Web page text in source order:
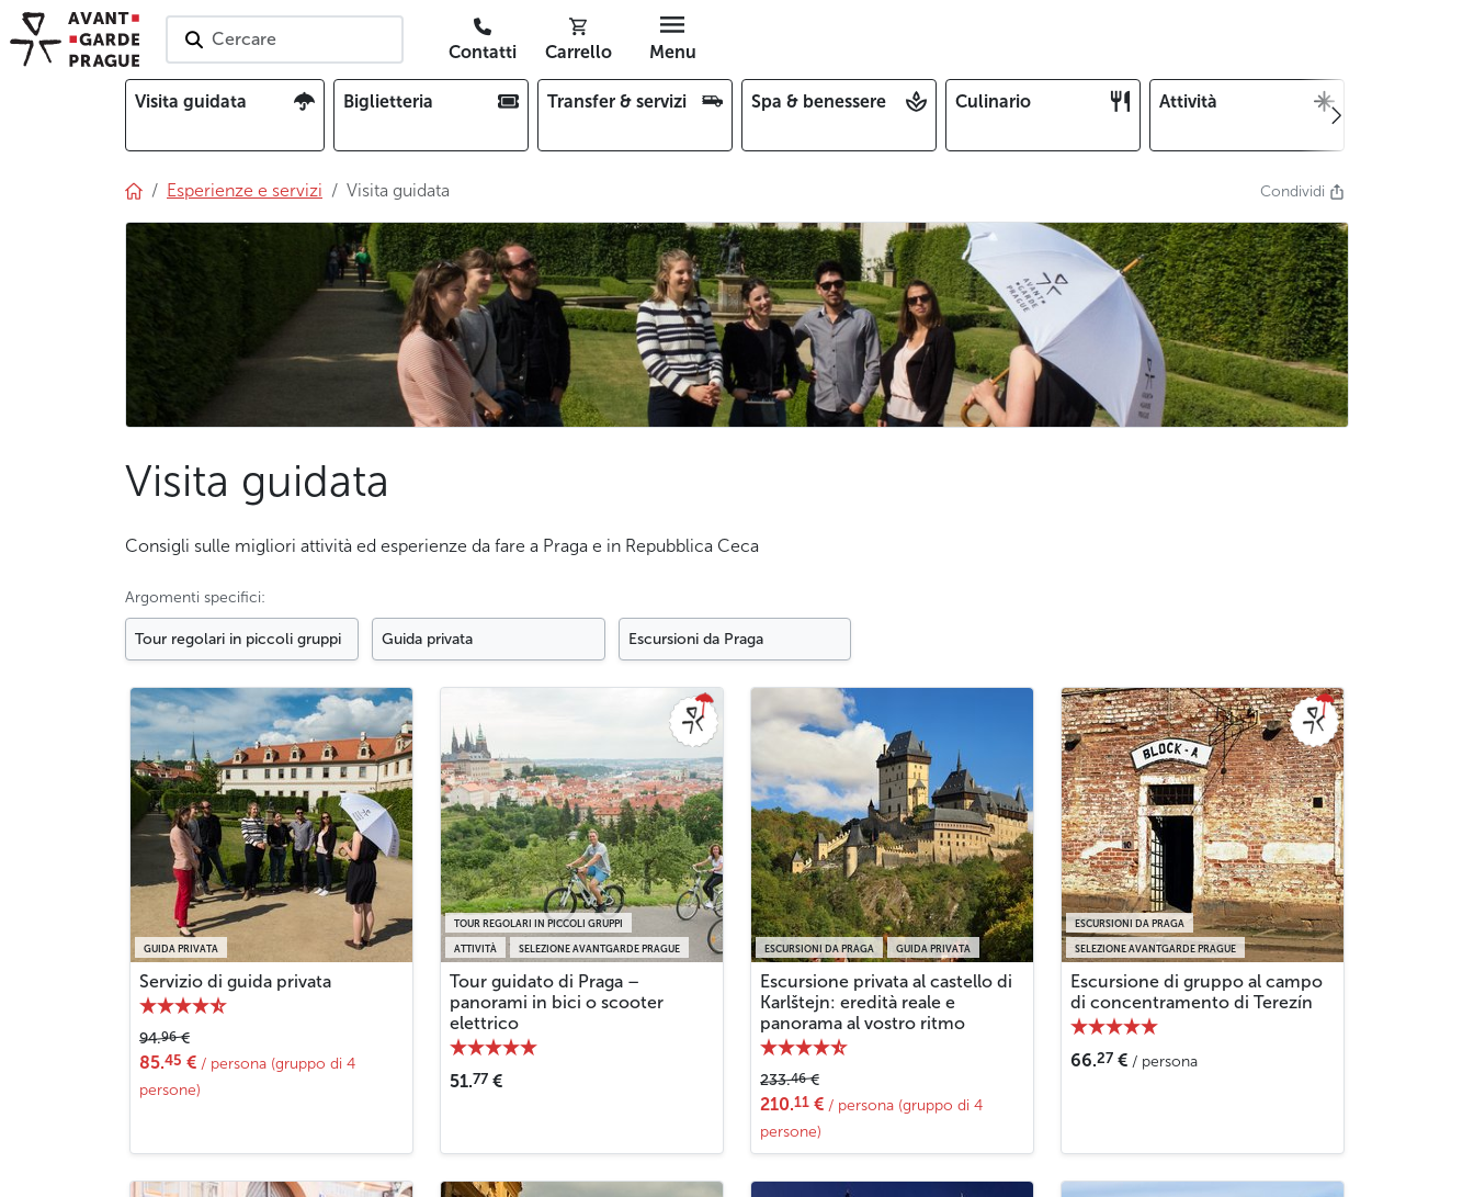
Cercare
Contatti Carrello Menu
Visita guidata Biglietteria Transfer & servizi Spa & benessere Culinario Attività
Esperienze e servizi Visita guidata Condividi
Visita guidata
Consigli sulle migliori attività ed esperienze da fare a Praga e in Repubblica Ceca
Argomenti specifici:
Tour regolari in piccoli gruppi Guida privata Escursioni da Praga
GUIDA PRIVATA
Servizio di guida privata
94.96€
85.45 € / persona (gruppo di 4
persone)
ATTIVITÀ SELEZIONE AVANTGARDE PRAGUE
TOUR REGOLARI IN PICCOLI GRUPPI
Tour guidato di Praga –
panorami in bici o scooter
elettrico
51.77 €
ESCURSIONI DA PRAGA GUIDA PRIVATA
Escursione privata al castello di
Karlštejn: eredità reale e
panorama al vostro ritmo
233.46€
210.11 € / persona (gruppo di 4
persone)
SELEZIONE AVANTGARDE PRAGUE
ESCURSIONI DA PRAGA
Escursione di gruppo al campo
di concentramento di Terezín
66.27 € / persona